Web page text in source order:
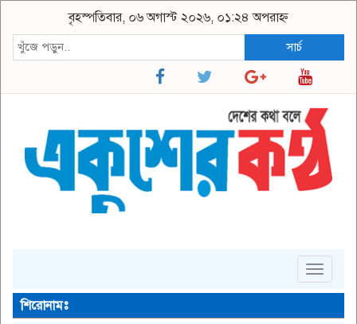
বৃহস্পতিবার, ০৬ অগাস্ট ২০২৬, ০১:২৪ অপরাহ্ন
সার্চ
Toggle
শিরোনামঃ